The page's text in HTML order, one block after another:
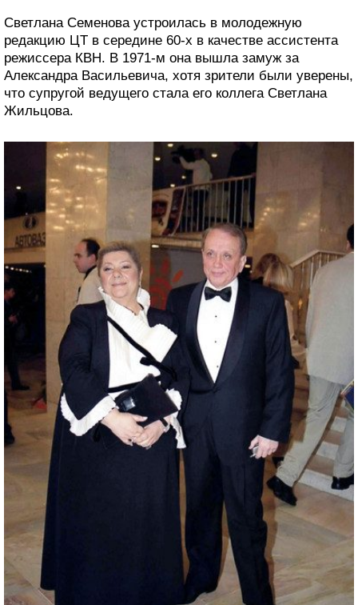
Светлана Семенова устроилась в молодежную
редакцию ЦТ в середине 60-х в качестве ассистента
режиссера КВН. В 1971-м она вышла замуж за
Александра Васильевича, хотя зрители были уверены,
что супругой ведущего стала его коллега Светлана
Жильцова.